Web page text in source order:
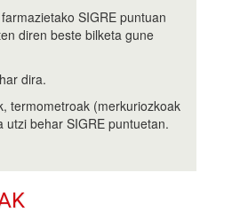
SIGRE puntuan
diren beste bilketa gune
dira.
termometroak (merkuriozkoak
behar SIGRE puntuetan.